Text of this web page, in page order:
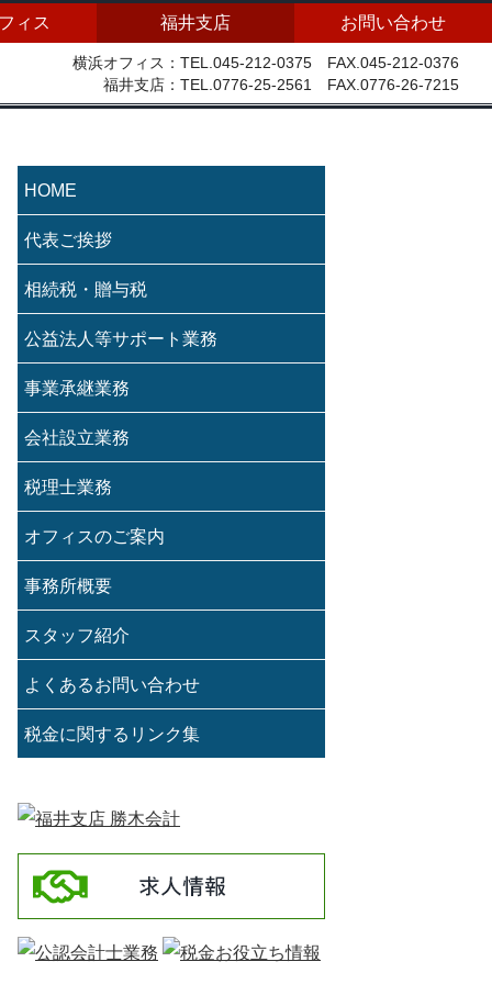
ィス 福井支店 お問い合わせ
横浜オフィス：TEL.045-212-0375 FAX.045-212-0376
福井支店：TEL.0776-25-2561 FAX.0776-26-7215
HOME
代表ご挨拶
相続税・贈与税
公益法人等サポート業務
事業承継業務
会社設立業務
税理士業務
オフィスのご案内
事務所概要
スタッフ紹介
よくあるお問い合わせ
税金に関するリンク集